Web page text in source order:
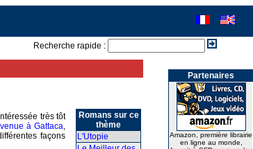
Recherche rapide :
très tôt
à Gattaca,
façons
Romans sur ce
thème
L'Utopie
Partenaires
Amazon, première librairie
en ligne au monde,